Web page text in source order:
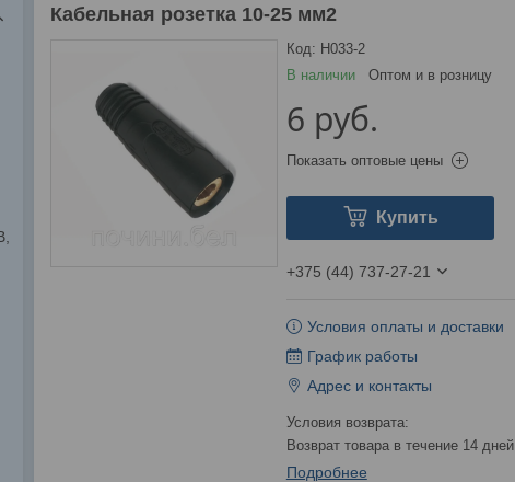
Кабельная розетка 10-25 мм2
В наличии Оптом и в розницу
Код: Н033-2
6 руб.
Показать оптовые цены
Купить
+375 (44) 737-27-21
Условия оплаты и доставки
График работы
Адрес и контакты
возврат товара в течение 14 дней
Подробнее